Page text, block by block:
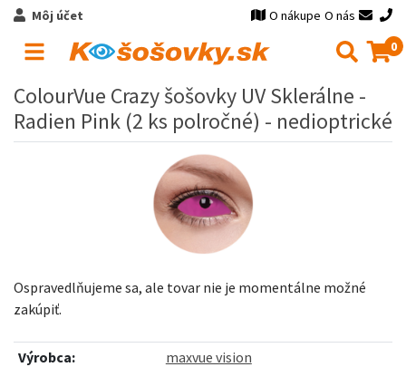
Môj účet O nákupe O nás
0
ColourVue Crazy šošovky UV Sklerálne -
Radien Pink (2 ks polročné) - nedioptrické
Ospravedlňujeme sa, ale tovar nie je momentálne možné
zakúpiť.
Výrobca:
maxvue vision